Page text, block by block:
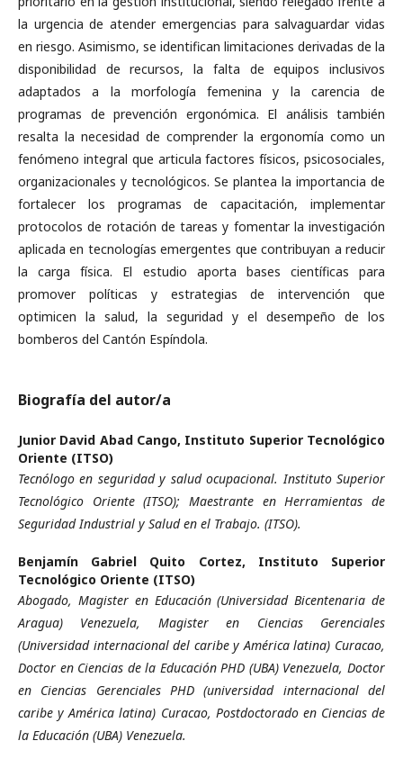
la urgencia de atender emergencias para salvaguardar vidas
en riesgo. Asimismo, se identifican limitaciones derivadas de la
disponibilidad de recursos, la falta de equipos inclusivos
adaptados a la morfología femenina y la carencia de
programas de prevención ergonómica. El análisis también
resalta la necesidad de comprender la ergonomía como un
fenómeno integral que articula factores físicos, psicosociales,
organizacionales y tecnológicos. Se plantea la importancia de
fortalecer los programas de capacitación, implementar
protocolos de rotación de tareas y fomentar la investigación
aplicada en tecnologías emergentes que contribuyan a reducir
la carga física. El estudio aporta bases científicas para
promover políticas y estrategias de intervención que
optimicen la salud, la seguridad y el desempeño de los
bomberos del Cantón Espíndola.
Biografía del autor/a
Junior David Abad Cango, Instituto Superior Tecnológico
Oriente (ITSO)
Tecnólogo en seguridad y salud ocupacional. Instituto Superior
Tecnológico Oriente (ITSO); Maestrante en Herramientas de
Seguridad Industrial y Salud en el Trabajo. (ITSO).
Benjamín Gabriel Quito Cortez, Instituto Superior
Tecnológico Oriente (ITSO)
Abogado, Magister en Educación (Universidad Bicentenaria de
Aragua) Venezuela, Magister en Ciencias Gerenciales
(Universidad internacional del caribe y América latina) Curacao,
Doctor en Ciencias de la Educación PHD (UBA) Venezuela, Doctor
en Ciencias Gerenciales PHD (universidad internacional del
caribe y América latina) Curacao, Postdoctorado en Ciencias de
la Educación (UBA) Venezuela.